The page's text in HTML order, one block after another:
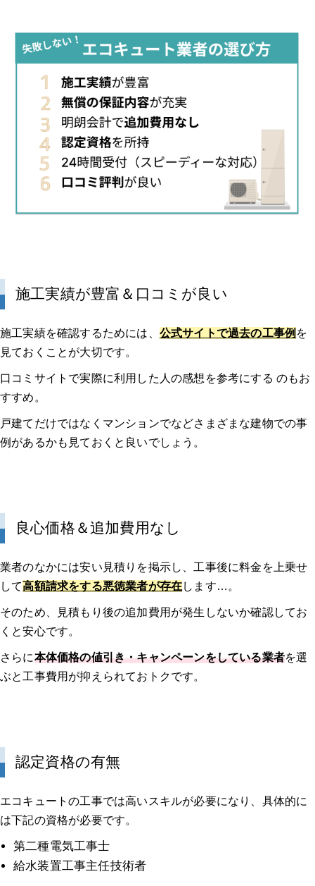
施工実績が豊富＆口コミが良い
施工実績を確認するためには、 公式サイトで過去の工事例 を
見ておくことが大切です。
口コミサイトで実際に利用した人の感想を参考にする のもお
すすめ。
戸建てだけではなくマンションでなどさまざまな建物での事
例があるかも見ておくと良いでしょう。
良心価格＆追加費用なし
業者のなかには安い見積りを掲示し、工事後に料金を上乗せ
して高額請求をする悪徳業者が存在します…。
そのため、見積もり後の追加費用が発生しないか確認してお
くと安心です。
さらに本体価格の値引き・キャンペーンをしている業者を選
ぶと工事費用が抑えられておトクです。
認定資格の有無
エコキュートの工事では高いスキルが必要になり、具体的に
は下記の資格が必要です。
第二種電気工事士
給水装置工事主任技術者